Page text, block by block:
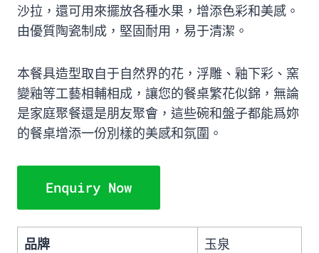
沙拉，還可用來擺放各種水果，增添色彩和美感。
由優質陶瓷制成，堅固耐用，易于清潔。
本餐具造型取自于自然界的花，浮雕、釉下彩、窯
變釉等工藝相輔相成，讓您的餐桌繁花似錦，無論
是家庭聚餐還是朋友聚會，這些碗和盤子都能爲妳
的餐桌增添一份別樣的美感和氛圍。
Enquiry Now
品牌
玉泉